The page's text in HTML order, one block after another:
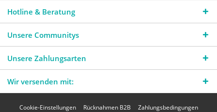
Hotline & Beratung
Unsere Communitys
Unsere Zahlungsarten
Wir versenden mit:
Cookie-Einstellungen Rücknahmen B2B
Zahlungsbedingungen